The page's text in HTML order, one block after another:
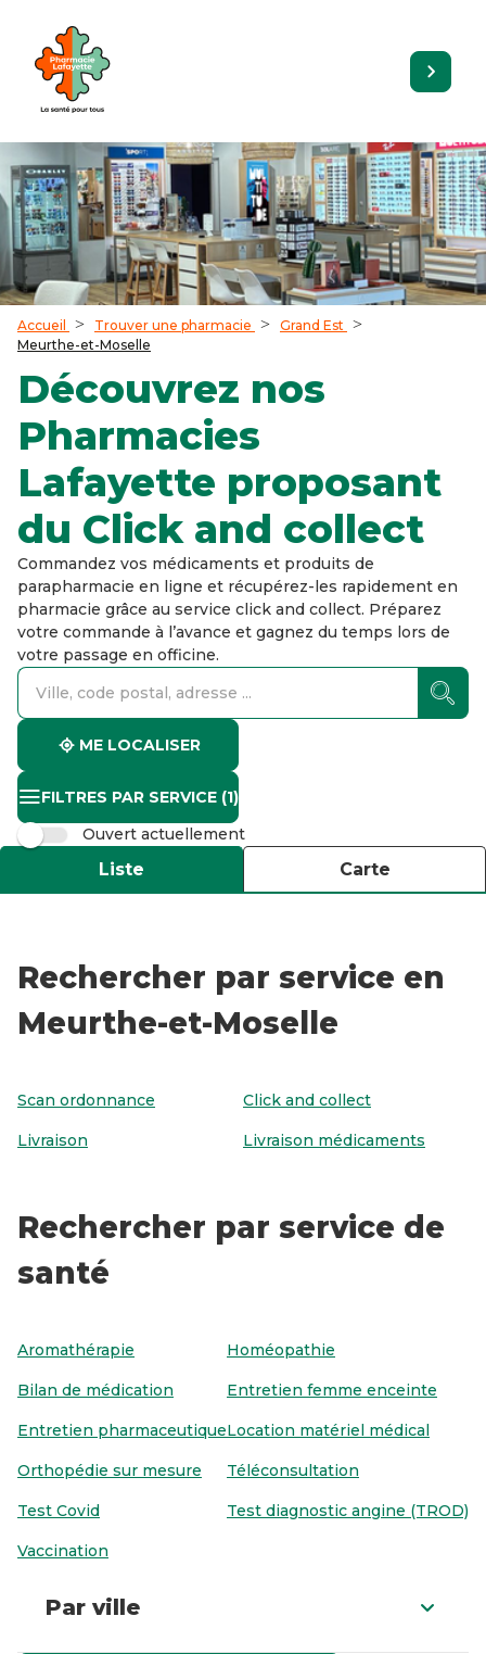
Accueil Trouver une pharmacie
Grand Est
Meurthe-et-Moselle
Découvrez nos
Pharmacies
Lafayette proposant
du Click and collect
Commandez vos médicaments et produits de
parapharmacie en ligne et récupérez-les rapidement en
pharmacie grâce au service click and collect. Préparez
votre commande à l’avance et gagnez du temps lors de
votre passage en officine.
accessibility.searchform.label.searchform
accessibility.searchform.label.searchinput
accessibility.searchform.autocomplete_status
ME LOCALISER
FILTRES PAR SERVICE (1)
Ouvert actuellement
Liste Carte
Rechercher par service en
Meurthe-et-Moselle
Scan ordonnance Click and collect
Livraison Livraison médicaments
Rechercher par service de
santé
Aromathérapie Homéopathie
Bilan de médication Entretien femme enceinte
Entretien pharmaceutiqueLocation matériel médical
Orthopédie sur mesure Téléconsultation
Test Covid Test diagnostic angine (TROD)
Vaccination
Par ville